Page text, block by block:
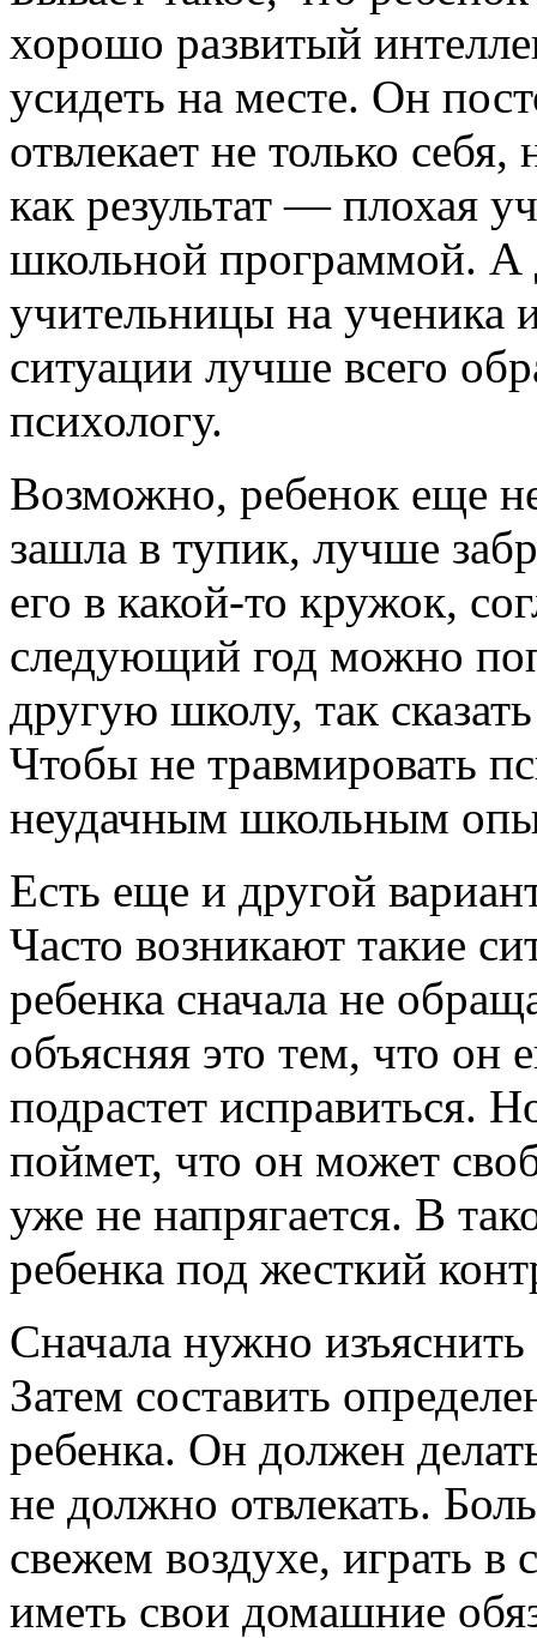
хорошо развитый
усидеть на месте. Он
отвлекает не только
как результат — плохая
школьной программой. А
учительницы на ученика
ситуации лучше всего
психологу.
Возможно, ребенок еще
зашла в тупик, лучше
его в какой-то кружок,
следующий год можно
другую школу, так
Чтобы не травмировать
неудачным школьным
Есть еще и другой
Часто возникают такие
ребенка сначала не
объясняя это тем, что он
подрастет исправиться.
поймет, что он может
уже не напрягается. В
ребенка под жесткий
Сначала нужно
Затем составить
ребенка. Он должен
не должно отвлекать.
свежем воздухе, играть
иметь свои домашние